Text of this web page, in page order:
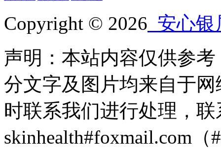
Copyright © 2026 安心银
声明：本站内容仅供参
分文字及图片均来自于
时联系我们进行处理，
skinhealth#foxmail.com（